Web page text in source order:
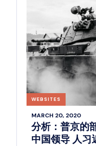
WEBSITES
MARCH 20, 2020
分析：普京的
中国领导 人习